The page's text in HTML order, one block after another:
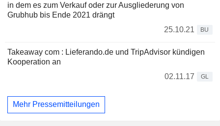
in dem es zum Verkauf oder zur Ausgliederung von
Grubhub bis Ende 2021 drängt
25.10.21
BU
Takeaway com : Lieferando.de und TripAdvisor kündigen
Kooperation an
02.11.17
GL
Mehr Pressemitteilungen